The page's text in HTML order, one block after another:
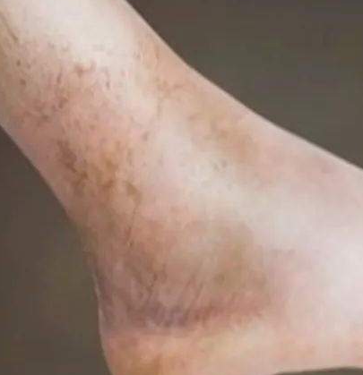
خاصة مرضى السكري، مما يتسبب في حالة من القلق